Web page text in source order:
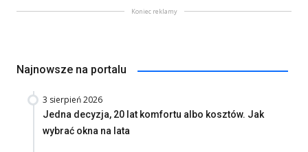
Koniec reklamy
Najnowsze na portalu
3 sierpień 2026
Jedna decyzja, 20 lat komfortu albo kosztów. Jak
wybrać okna na lata